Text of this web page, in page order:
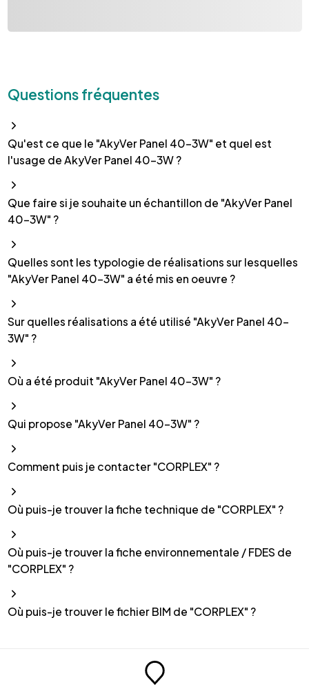
Questions fréquentes
Qu'est ce que le "AkyVer Panel 40-3W" et quel est
l'usage de AkyVer Panel 40-3W ?
Que faire si je souhaite un échantillon de "AkyVer Panel
40-3W" ?
Quelles sont les typologie de réalisations sur lesquelles
"AkyVer Panel 40-3W" a été mis en oeuvre ?
Sur quelles réalisations a été utilisé "AkyVer Panel 40-
3W" ?
Où a été produit "AkyVer Panel 40-3W" ?
Qui propose "AkyVer Panel 40-3W" ?
Comment puis je contacter "CORPLEX" ?
Où puis-je trouver la fiche technique de "CORPLEX" ?
Où puis-je trouver la fiche environnementale / FDES de
"CORPLEX" ?
Où puis-je trouver le fichier BIM de "CORPLEX" ?